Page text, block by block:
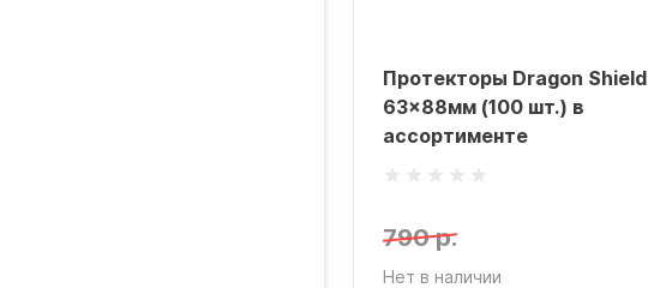
Протекторы Dragon Shield
63x88мм (100 шт.) в
ассортименте
790 р.
Нет в наличии